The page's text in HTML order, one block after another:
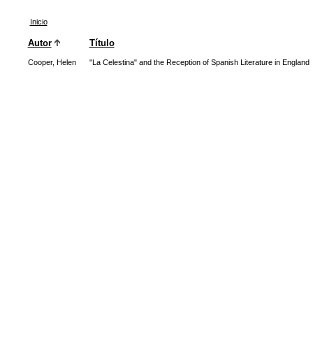
Inicio
Autor Título
Cooper, Helen "La Celestina" and the Reception of Spanish Literature in England